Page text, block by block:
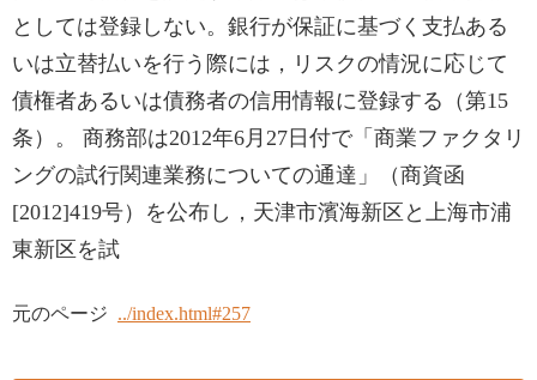
としては登録しない。銀行が保証に基づく支払ある
いは立替払いを行う際には，リスクの情況に応じて
債権者あるいは債務者の信用情報に登録する（第15
条）。 商務部は2012年6月27日付で「商業ファクタリ
ングの試行関連業務についての通達」（商資函
[2012]419号）を公布し，天津市濱海新区と上海市浦
東新区を試
元のページ ../index.html#257